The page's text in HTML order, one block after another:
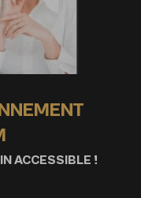
ACCESSIBLE !